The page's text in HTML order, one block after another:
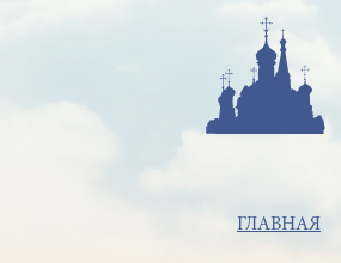
Основная
ГЛАВНАЯ